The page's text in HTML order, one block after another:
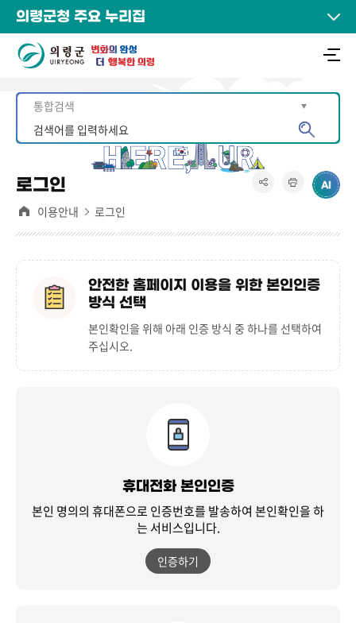
의령군청 주요 누리집
로그인
이용안내 로그인
안전한 홈페이지 이용을 위한 본인인증
방식 선택
본인확인을 위해 아래 인증 방식 중 하나를 선택하여
주십시오.
휴대전화 본인인증
본인 명의의 휴대폰으로 인증번호를 발송하여 본인확인을 하
는 서비스입니다.
인증하기